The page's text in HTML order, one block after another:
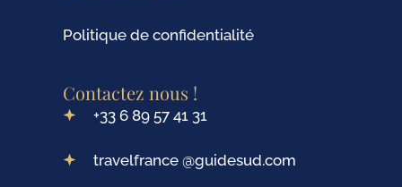
Politique de confidentialité
Contactez nous !
+33 6 89 57 41 31
travelfrance @guidesud.com